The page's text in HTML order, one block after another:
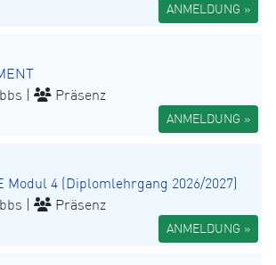
ANMELDUNG »
| Präsenz
ANMELDUNG »
Modul 4 (Diplomlehrgang 2026/2027)
| Präsenz
ANMELDUNG »